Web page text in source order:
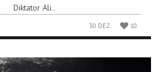
Diktator Ali..
30 DEZ. 10